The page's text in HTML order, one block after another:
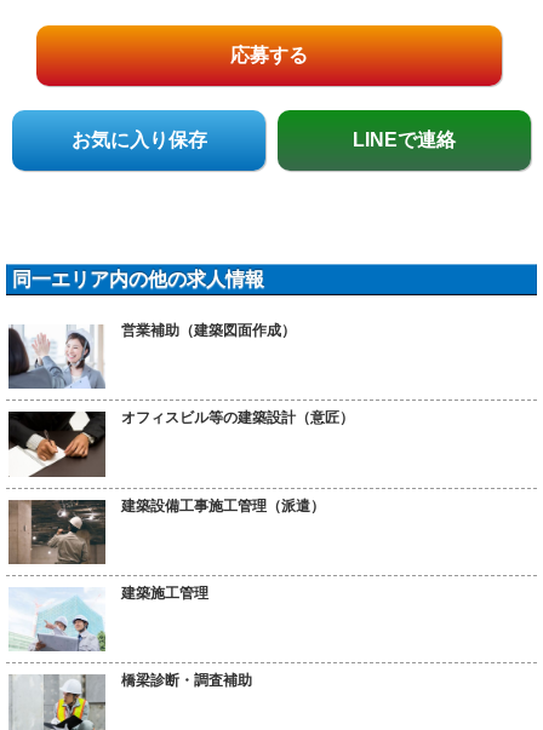
応募する
お気に入り保存 LINEで連絡
同一エリア内の他の求人情報
営業補助（建築図面作成）
オフィスビル等の建築設計（意匠）
建築設備工事施工管理（派遣）
建築施工管理
橋梁診断・調査補助